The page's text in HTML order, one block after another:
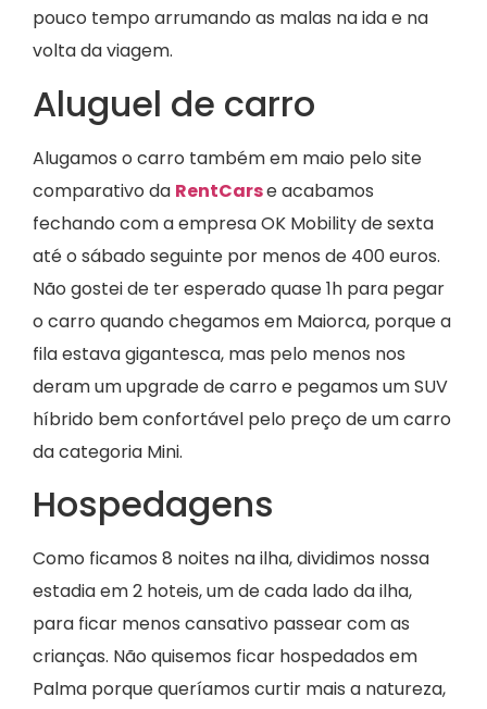
pouco tempo arrumando as malas na ida e na
volta da viagem.
Aluguel de carro
Alugamos o carro também em maio pelo site
comparativo da RentCarse acabamos
fechando com a empresa OK Mobility de sexta
até o sábado seguinte por menos de 400 euros.
Não gostei de ter esperado quase 1h para pegar
o carro quando chegamos em Maiorca, porque a
fila estava gigantesca, mas pelo menos nos
deram um upgrade de carro e pegamos um SUV
híbrido bem confortável pelo preço de um carro
da categoria Mini.
Hospedagens
Como ficamos 8 noites na ilha, dividimos nossa
estadia em 2 hoteis, um de cada lado da ilha,
para ficar menos cansativo passear com as
crianças. Não quisemos ficar hospedados em
Palma porque queríamos curtir mais a natureza,